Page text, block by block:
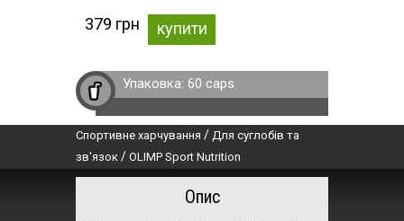
379 грн купити
Упаковка: 60 caps
Спортивне харчування / Для суглобів та
зв'язок / OLIMP Sport Nutrition
Опис